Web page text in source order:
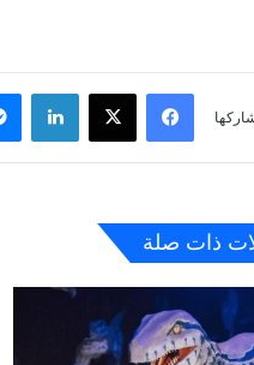
فيسبوك لينكدإن
ذات صلة